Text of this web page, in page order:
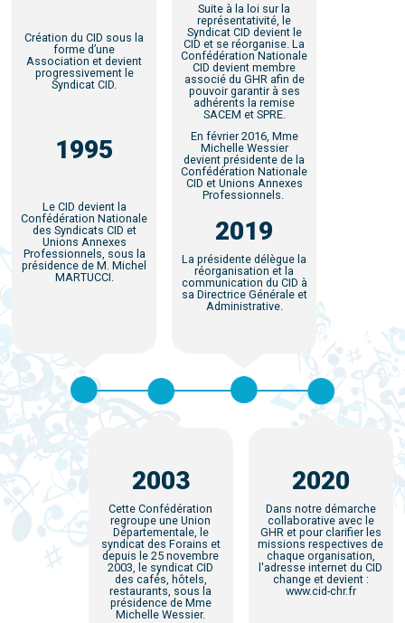
Création du CID sous la
forme d’une
Association et devient
progressivement le
Syndicat CID.
1995
Le CID devient la
Confédération Nationale
des Syndicats CID et
Unions Annexes
Professionnels, sous la
présidence de M. Michel
MARTUCCI.
Suite à la loi sur la
représentativité, le
Syndicat CID devient le
CID et se réorganise. La
Confédération Nationale
CID devient membre
associé du GHR afin de
pouvoir garantir à ses
adhérents la remise
SACEM et SPRE.
En février 2016, Mme
Michelle Wessier
devient présidente de la
Confédération Nationale
CID et Unions Annexes
Professionnels.
2019
La présidente délègue la
réorganisation et la
communication du CID à
sa Directrice Générale et
Administrative.
2003
Cette Confédération
regroupe une Union
Départementale, le
syndicat des Forains et
depuis le 25 novembre
2003, le syndicat CID
des cafés, hôtels,
restaurants, sous la
présidence de Mme
Michelle Wessier.
2020
Dans notre démarche
collaborative avec le
GHR et pour clarifier les
missions respectives de
chaque organisation,
l'adresse internet du CID
change et devient :
www.cid-chr.fr